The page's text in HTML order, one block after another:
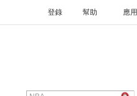
幫助 應用
登錄